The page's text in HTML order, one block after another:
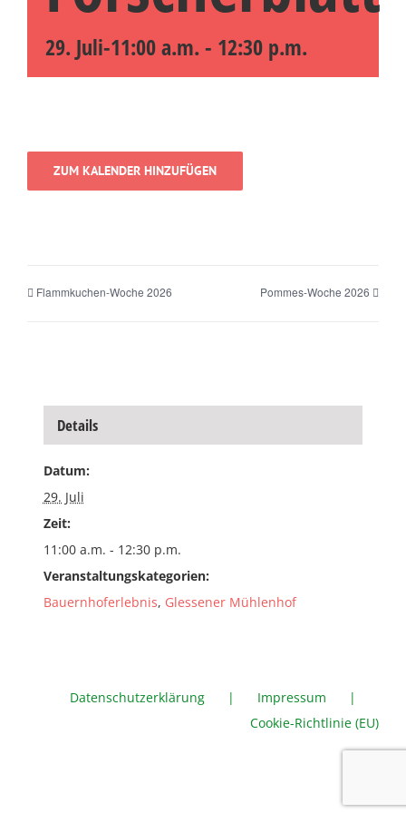
29. Juli-11:00 a.m. - 12:30 p.m.
ZUM KALENDER HINZUFÜGEN
Flammkuchen-Woche 2026 Pommes-Woche 2026
Details
Datum:
29. Juli
Zeit:
11:00 a.m. - 12:30 p.m.
Veranstaltungskategorien:
Bauernhoferlebnis, Glessener Mühlenhof
Datenschutzerklärung
Impressum
Cookie-Richtlinie (EU)